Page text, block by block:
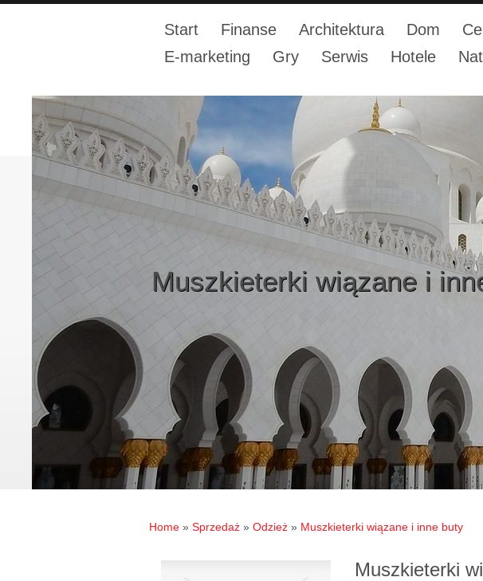
Start Finanse Architektura Dom
E-marketing
Gry Serwis Hotele
Muszkieterki wiązane i
Home » Sprzedaż » Odzież » Muszkieterki wiązane i inne buty
Muszkieterki